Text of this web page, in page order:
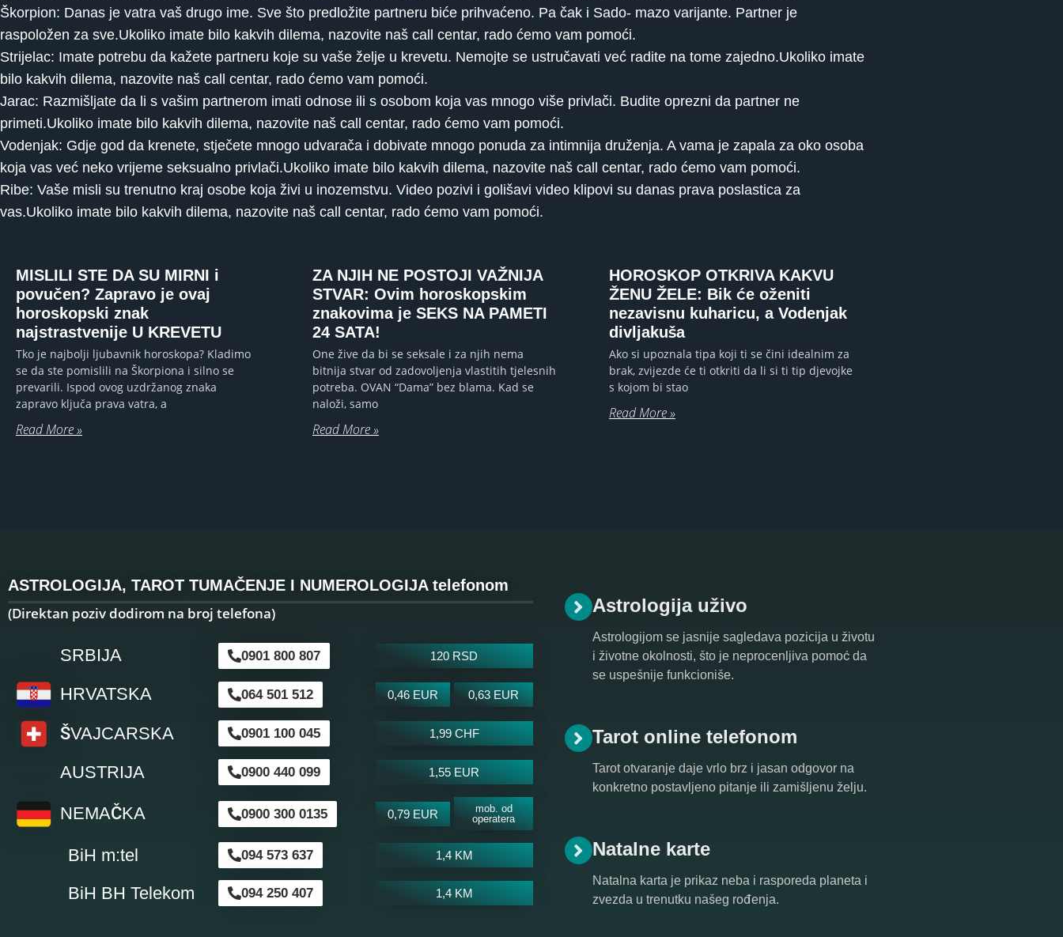
Škorpion: Danas je vatra vaš drugo ime. Sve što predložite partneru biće prihvaćeno. Pa čak i Sado- mazo varijante. Partner je
raspoložen za sve.Ukoliko imate bilo kakvih dilema, nazovite naš call centar, rado ćemo vam pomoći.
Strijelac: Imate potrebu da kažete partneru koje su vaše želje u krevetu. Nemojte se ustručavati već radite na tome zajedno.Ukoliko imate
bilo kakvih dilema, nazovite naš call centar, rado ćemo vam pomoći.
Jarac: Razmišljate da li s vašim partnerom imati odnose ili s osobom koja vas mnogo više privlači. Budite oprezni da partner ne
primeti.Ukoliko imate bilo kakvih dilema, nazovite naš call centar, rado ćemo vam pomoći.
Vodenjak: Gdje god da krenete, stječete mnogo udvarača i dobivate mnogo ponuda za intimnija druženja. A vama je zapala za oko osoba
koja vas već neko vrijeme seksualno privlači.Ukoliko imate bilo kakvih dilema, nazovite naš call centar, rado ćemo vam pomoći.
Ribe: Vaše misli su trenutno kraj osobe koja živi u inozemstvu. Video pozivi i golišavi video klipovi su danas prava poslastica za
vas.Ukoliko imate bilo kakvih dilema, nazovite naš call centar, rado ćemo vam pomoći.
MISLILI STE DA SU MIRNI i
povučen? Zapravo je ovaj
horoskopski znak
najstrastvenije U KREVETU
Tko je najbolji ljubavnik horoskopa? Kladimo
se da ste pomislili na Škorpiona i silno se
prevarili. Ispod ovog uzdržanog znaka
zapravo ključa prava vatra, a
Read More »
ZA NJIH NE POSTOJI VAŽNIJA
STVAR: Ovim horoskopskim
znakovima je SEKS NA PAMETI
24 SATA!
One žive da bi se seksale i za njih nema
bitnija stvar od zadovoljenja vlastitih tjelesnih
potreba. OVAN “Dama” bez blama. Kad se
naloži, samo
Read More »
HOROSKOP OTKRIVA KAKVU
ŽENU ŽELE: Bik će oženiti
nezavisnu kuharicu, a Vodenjak
divljakuša
Ako si upoznala tipa koji ti se čini idealnim za
brak, zvijezde će ti otkriti da li si ti tip djevojke
s kojom bi stao
Read More »
ASTROLOGIJA, TAROT TUMAČENJE I NUMEROLOGIJA telefonom
(Direktan poziv dodirom na broj telefona)
SRBIJA 0901 800 807 120 RSD
HRVATSKA 064 501 512 0,46 EUR 0,63 EUR
ŠVAJCARSKA 0901 100 045 1,99 CHF
AUSTRIJA 0900 440 099 1,55 EUR
NEMAČKA 0900 300 0135 0,79 EUR
mob. od
operatera
BiH m:tel 094 573 637 1,4 KM
BiH BH Telekom 094 250 407 1,4 KM
Astrologija uživo
Astrologijom se jasnije sagledava pozicija u životu
i životne okolnosti, što je neprocenljiva pomoć da
se uspešnije funkcioniše.
Tarot online telefonom
Tarot otvaranje daje vrlo brz i jasan odgovor na
konkretno postavljeno pitanje ili zamišljenu želju.
Natalne karte
Natalna karta je prikaz neba i rasporeda planeta i
zvezda u trenutku našeg rođenja.